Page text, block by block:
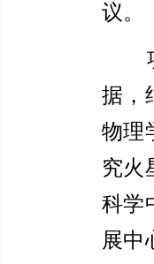
议。
据，
物理
究火
科学
展中